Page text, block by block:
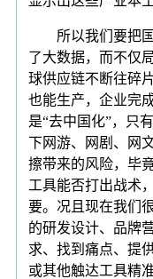
所以我们要把国
了大数据，而不仅
球供应链不断往碎
也能生产，企业完
是“去中国化”，只
下网游、网剧、网
擦带来的风险，毕
工具能否打出战术
要。况且现在我们
的研发设计、品牌
求、找到痛点、提
或其他触达工具精